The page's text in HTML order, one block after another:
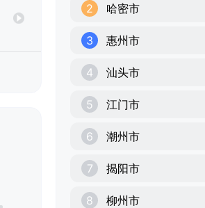
2 哈密市
3 惠州市
4 汕头市
5 江门市
6 潮州市
7 揭阳市
8 柳州市